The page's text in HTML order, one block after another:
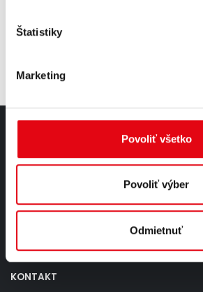
Štatistiky
Marketing
Povoliť všetko
Povoliť výber
Odmietnuť
automatizovanou a ultramodernou technológiou.
KONTAKT